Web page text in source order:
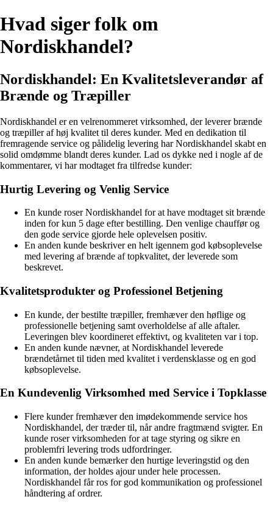
Hvad siger folk om
Nordiskhandel?
Nordiskhandel: En Kvalitetsleverandør af
Brænde og Træpiller
Nordiskhandel er en velrenommeret virksomhed, der leverer brænde
og træpiller af høj kvalitet til deres kunder. Med en dedikation til
fremragende service og pålidelig levering har Nordiskhandel skabt en
solid omdømme blandt deres kunder. Lad os dykke ned i nogle af de
kommentarer, vi har modtaget fra tilfredse kunder:
Hurtig Levering og Venlig Service
En kunde roser Nordiskhandel for at have modtaget sit brænde
inden for kun 5 dage efter bestilling. Den venlige chauffør og
den gode service gjorde hele oplevelsen positiv.
En anden kunde beskriver en helt igennem god købsoplevelse
med levering af brænde af topkvalitet, der leverede som
beskrevet.
Kvalitetsprodukter og Professionel Betjening
En kunde, der bestilte træpiller, fremhæver den høflige og
professionelle betjening samt overholdelse af alle aftaler.
Leveringen blev koordineret effektivt, og kvaliteten var i top.
En anden kunde nævner, at Nordiskhandel leverede
brændetårnet til tiden med kvalitet i verdensklasse og en god
købsoplevelse.
En Kundevenlig Virksomhed med Service i Topklasse
Flere kunder fremhæver den imødekommende service hos
Nordiskhandel, der træder til, når andre fragtmænd svigter. En
kunde roser virksomheden for at tage styring og sikre en
problemfri levering trods udfordringer.
En anden kunde bemærker den hurtige leveringstid og den
information, der holdes ajour under hele processen.
Nordiskhandel får ros for god kommunikation og professionel
håndtering af ordrer.